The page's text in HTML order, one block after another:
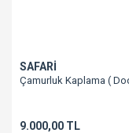
SAFARİ
Çamurluk Kaplama (
9.000,00 TL